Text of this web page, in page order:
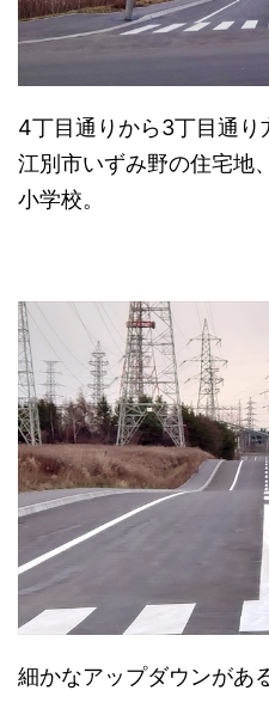
4丁目通りから3丁目通り
江別市いずみ野の住宅地
小学校。
細かなアップダウンがあ